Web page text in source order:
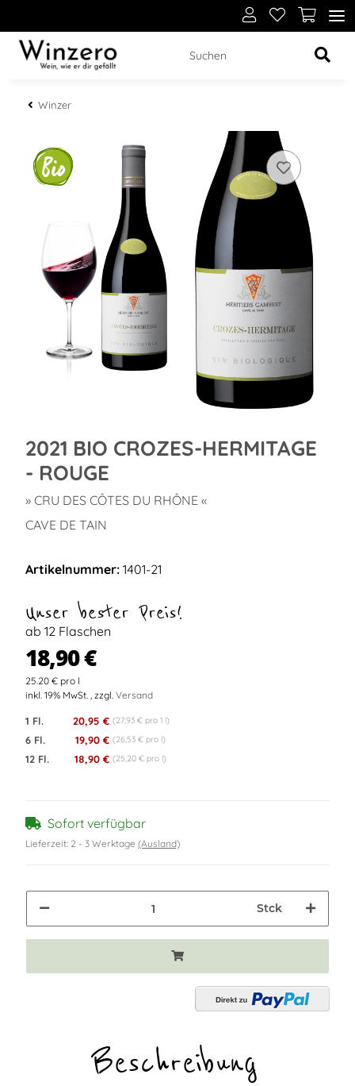
Winzer
2021 BIO CROZES-HERMITAGE
- ROUGE
» CRU DES CÔTES DU RHÔNE «
CAVE DE TAIN
Artikelnummer: 1401-21
Unser bester Preis!
ab 12 Flaschen
18,90 €
25.20 € pro l
inkl. 19% MwSt. , zzgl. Versand
1 Fl. 20,95 € (27,93 € pro 1 l)
6 Fl. 19,90 € (26,53 € pro l)
12 Fl. 18,90 € (25,20 € pro l)
Sofort verfügbar
Lieferzeit: 2 - 3 Werktage (Ausland)
Stck
Beschreibung